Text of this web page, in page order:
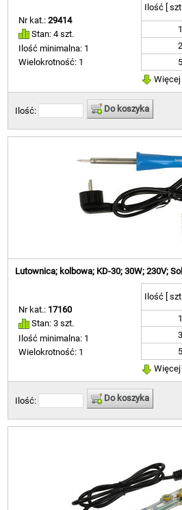
Nr kat.:29414
Stan: 4 szt.
Ilość minimalna: 1
Wielokrotność: 1
Ilość [ szt. ]
Ilość: Do koszyka
Lutownica; kolbowa; KD-30; 30W; 230V;
Nr kat.: 17160
Stan: 3 szt.
Ilość minimalna: 1
Wielokrotność: 1
Ilość [ szt.
Ilość: Do koszyka